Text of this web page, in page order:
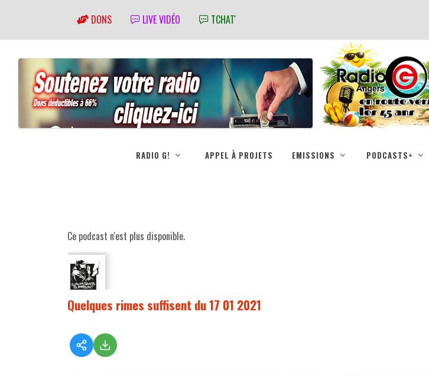
DONS LIVE VIDÉO TCHAT'
RADIO G! APPEL À PROJETS EMISSIONS PODCASTS+
Ce podcast n'est plus disponible.
Quelques rimes suffisent du 17 01 2021